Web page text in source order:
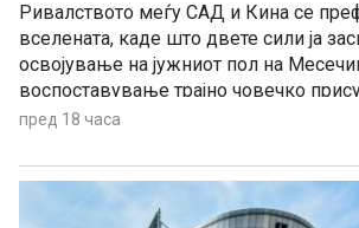
Ривалството меѓу САД и Кина се
вселената, каде што двете сили ја
освојување на јужниот пол на
воспоставување трајно човечко
Земјата.
пред 18 часа